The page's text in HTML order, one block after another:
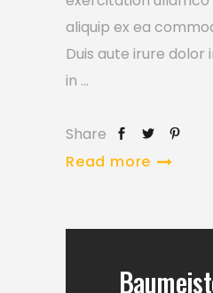
aliquip ex ea
Duis aute irure
in
Share
Read more